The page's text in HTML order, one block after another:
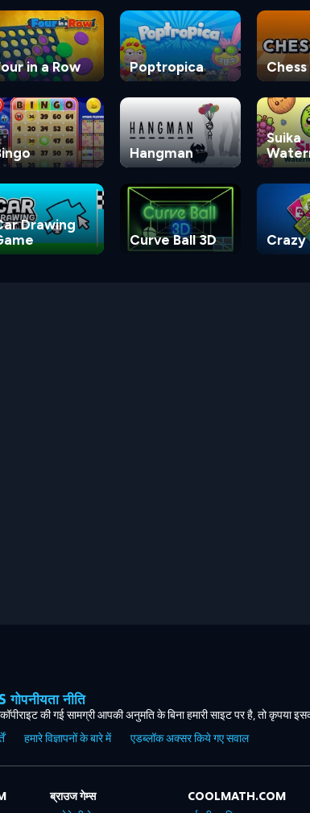
in a Row Poptropica Chess
Hangman
Suika
Game
Drawing
Curve Ball 3D Crazy
नीति
की गई सामग्री आपकी अनुमति के बिना हमारी साइट पर है, तो कृपया
हमारे विज्ञापनों के बारे में एडब्लॉक अक्सर किये गए सवाल
ब्राउज गेम्स COOLMATH.COM